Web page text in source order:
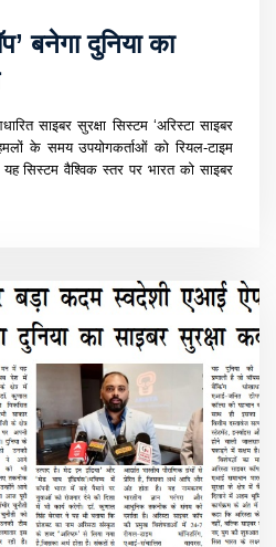
बनेगा दुनिया का
साइबर सुरक्षा सिस्टम ‘अरिस्टा साइबर
के समय उपयोगकर्ताओं को रियल-टाइम
सिस्टम वैश्विक स्तर पर भारत को साइबर